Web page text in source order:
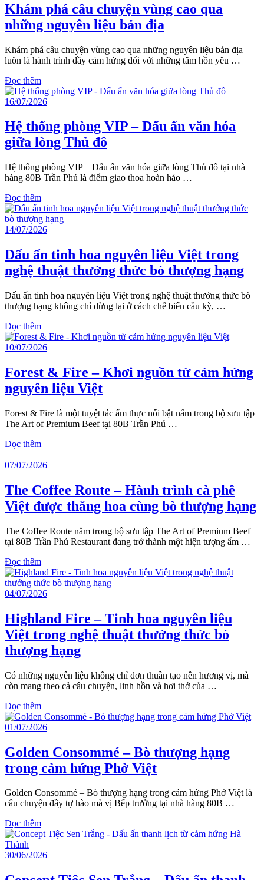
Khám phá câu chuyện vùng cao qua
những nguyên liệu bản địa
Khám phá câu chuyện vùng cao qua những nguyên liệu bản địa
luôn là hành trình đầy cảm hứng đối với những tâm hồn yêu …
Đọc thêm
16/07/2026
Hệ thống phòng VIP – Dấu ấn văn hóa
giữa lòng Thủ đô
Hệ thống phòng VIP – Dấu ấn văn hóa giữa lòng Thủ đô tại nhà
hàng 80B Trần Phú là điểm giao thoa hoàn hảo …
Đọc thêm
14/07/2026
Dấu ấn tinh hoa nguyên liệu Việt trong
nghệ thuật thưởng thức bò thượng hạng
Dấu ấn tinh hoa nguyên liệu Việt trong nghệ thuật thưởng thức bò
thượng hạng không chỉ dừng lại ở cách chế biến cầu kỳ, …
Đọc thêm
10/07/2026
Forest & Fire – Khơi nguồn từ cảm hứng
nguyên liệu Việt
Forest & Fire là một tuyệt tác ẩm thực nổi bật nằm trong bộ sưu tập
The Art of Premium Beef tại 80B Trần Phú …
Đọc thêm
07/07/2026
The Coffee Route – Hành trình cà phê
Việt được thăng hoa cùng bò thượng hạng
The Coffee Route nằm trong bộ sưu tập The Art of Premium Beef
tại 80B Trần Phú Restaurant đang trở thành một hiện tượng ẩm …
Đọc thêm
04/07/2026
Highland Fire – Tinh hoa nguyên liệu
Việt trong nghệ thuật thưởng thức bò
thượng hạng
Có những nguyên liệu không chỉ đơn thuần tạo nên hương vị, mà
còn mang theo cả câu chuyện, linh hồn và hơi thở của …
Đọc thêm
01/07/2026
Golden Consommé – Bò thượng hạng
trong cảm hứng Phở Việt
Golden Consommé – Bò thượng hạng trong cảm hứng Phở Việt là
câu chuyện đầy tự hào mà vị Bếp trưởng tại nhà hàng 80B …
Đọc thêm
30/06/2026